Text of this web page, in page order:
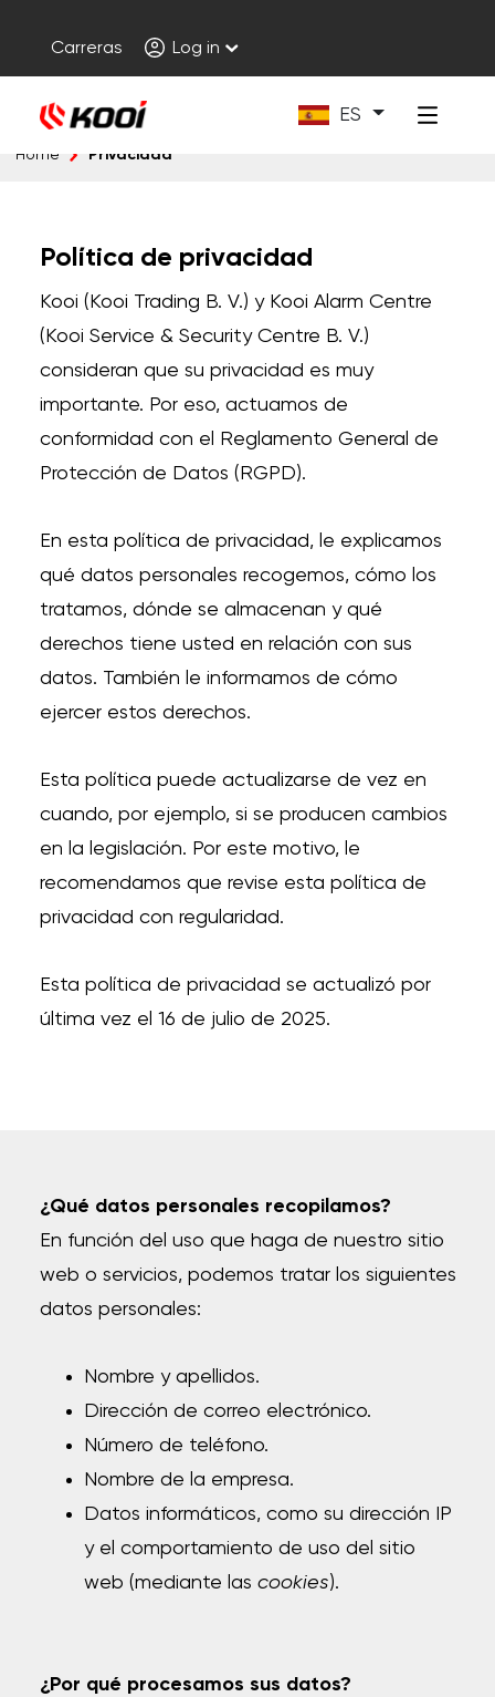
Carreras Log in
ES
Home Privacidad
Política de privacidad
Kooi (Kooi Trading B. V.) y Kooi Alarm Centre
(Kooi Service & Security Centre B. V.)
consideran que su privacidad es muy
importante. Por eso, actuamos de
conformidad con el Reglamento General de
Protección de Datos (RGPD).
En esta política de privacidad, le explicamos
qué datos personales recogemos, cómo los
tratamos, dónde se almacenan y qué
derechos tiene usted en relación con sus
datos. También le informamos de cómo
ejercer estos derechos.
Esta política puede actualizarse de vez en
cuando, por ejemplo, si se producen cambios
en la legislación. Por este motivo, le
recomendamos que revise esta política de
privacidad con regularidad.
Esta política de privacidad se actualizó por
última vez el 16 de julio de 2025.
¿Qué datos personales recopilamos?
En función del uso que haga de nuestro sitio
web o servicios, podemos tratar los siguientes
datos personales:
Nombre y apellidos.
Dirección de correo electrónico.
Número de teléfono.
Nombre de la empresa.
Datos informáticos, como su dirección IP
y el comportamiento de uso del sitio
web (mediante las cookies).
¿Por qué procesamos sus datos?